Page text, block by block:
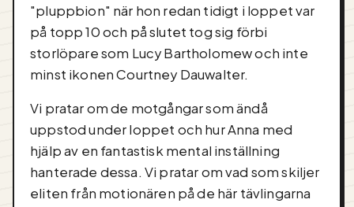
"pluppbion" när hon redan tidigt i loppet var
på topp 10 och på slutet tog sig förbi
storlöpare som Lucy Bartholomew och inte
minst ikonen Courtney Dauwalter.
Vi pratar om de motgångar som ändå
uppstod under loppet och hur Anna med
hjälp av en fantastisk mental inställning
hanterade dessa. Vi pratar om vad som skiljer
eliten från motionären på de här tävlingarna